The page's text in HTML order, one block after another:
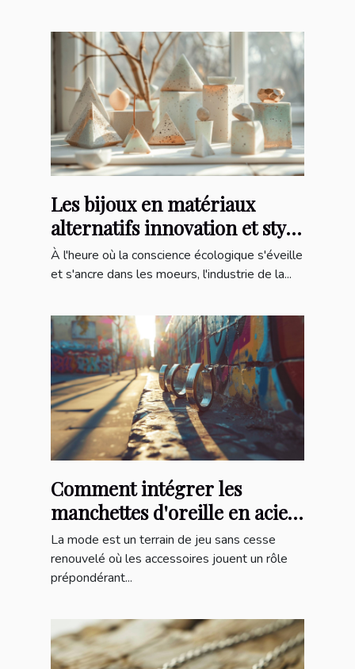
Les bijoux en matériaux
alternatifs innovation et style
pour une mode durable
À l'heure où la conscience écologique s'éveille
et s'ancre dans les moeurs, l'industrie de la...
Comment intégrer les
manchettes d'oreille en acier
inoxydable dans votre
quotidien
La mode est un terrain de jeu sans cesse
renouvelé où les accessoires jouent un rôle
prépondérant...